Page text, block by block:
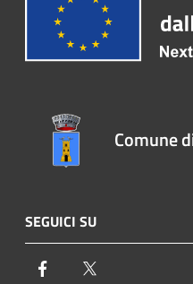
Comune
SEGUICI SU
Facebook